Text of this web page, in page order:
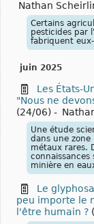
Nathan
Certains
pesticides par
fabriquent
juin 2025
Les États-
"Nous ne
(24/06) -
Une étude
dans une zone
métaux rares.
minière en
Le
peu importe le
l'être humain ?